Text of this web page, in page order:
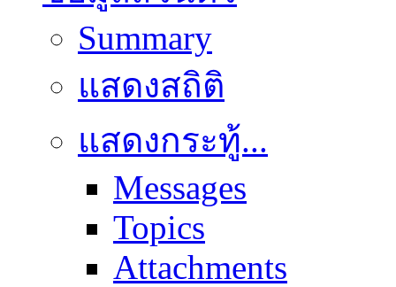
Summary
แสดงสถิติ
แสดงกระทู้...
Messages
Topics
Attachments